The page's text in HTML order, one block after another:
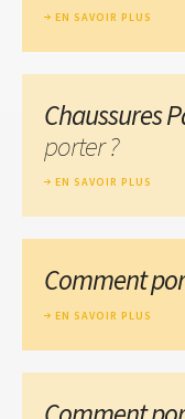
EN SAVOIR PLUS
Chaussures
porter ?
EN SAVOIR PLUS
Comment
EN SAVOIR PLUS